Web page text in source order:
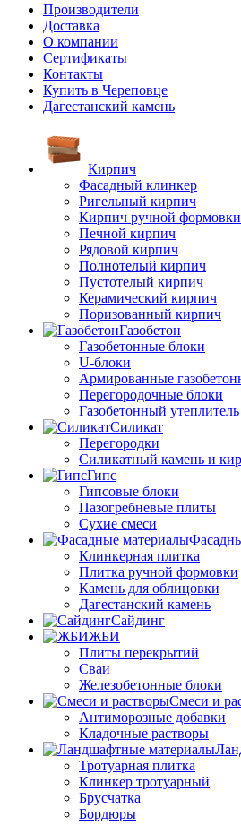
Производители
Доставка
О компании
Сертификаты
Контакты
Купить в Череповце
Дагестанский камень
Кирпич
Фасадный клинкер
Ригельный кирпич
Кирпич ручной формовки
Печной кирпич
Рядовой кирпич
Полнотелый кирпич
Пустотелый кирпич
Керамический кирпич
Поризованный кирпич
Газобетон
Газобетонные блоки
U-блоки
Армированные
Перегородочные блоки
Газобетонный утеплитель
Силикат
Перегородки
Силикатный камень и
Гипс
Гипсовые блоки
Пазогребневые плиты
Сухие смеси
Клинкерная плитка
Плитка ручной формовки
Камень для облицовки
Дагестанский камень
Сайдинг
ЖБИ
Плиты перекрытий
Сваи
Железобетонные блоки
Cмеси и
Антиморозные добавки
Кладочные растворы
Тротуарная плитка
Клинкер тротуарный
Брусчатка
Бордюры